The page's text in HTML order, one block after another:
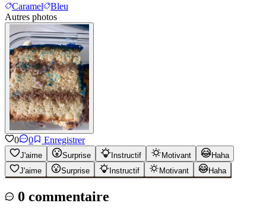
Caramel
Bleu
Autres photos
0 0 Enregistrer
J'aime Surprise Instructif Motivant
Haha
J'aime
Surprise Instructif Motivant Haha
0 commentaire